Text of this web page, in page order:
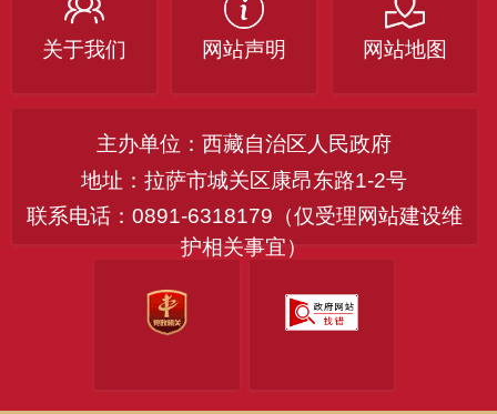
关于我们 网站声明 网站地图
主办单位：西藏自治区人民政府
地址：拉萨市城关区康昂东路1-2号
联系电话：0891-6318179（仅受理网站建设维
护相关事宜）